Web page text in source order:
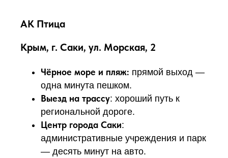
АК Птица
Крым, г. Саки, ул. Морская, 2
Чёрное море и пляж: прямой выход —
одна минута пешком.
Выезд на трассу: хороший путь к
региональной дороге.
Центр города Саки:
административные учреждения и парк
— десять минут на авто.